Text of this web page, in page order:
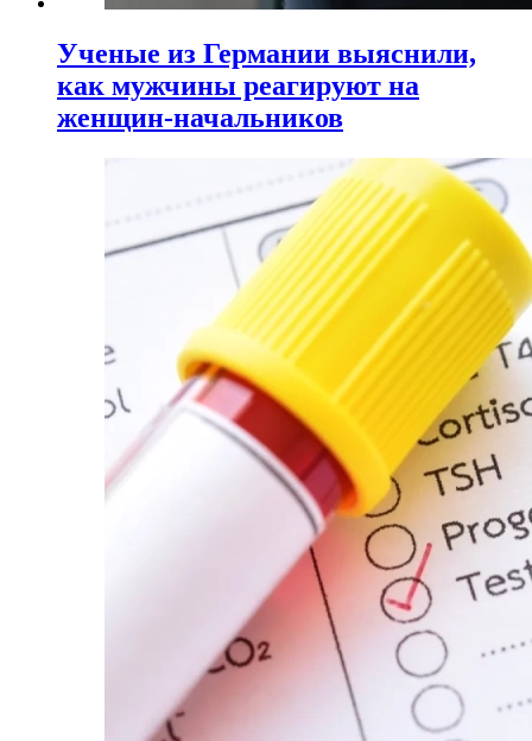
Ученые из Германии выяснили,
как мужчины реагируют на
женщин-начальников